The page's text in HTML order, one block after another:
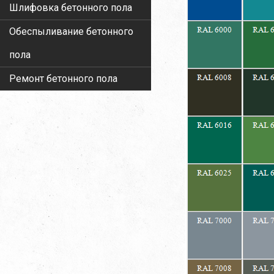
Шлифовка бетонного пола
Обеспыливание бетонного
пола
Ремонт бетонного пола